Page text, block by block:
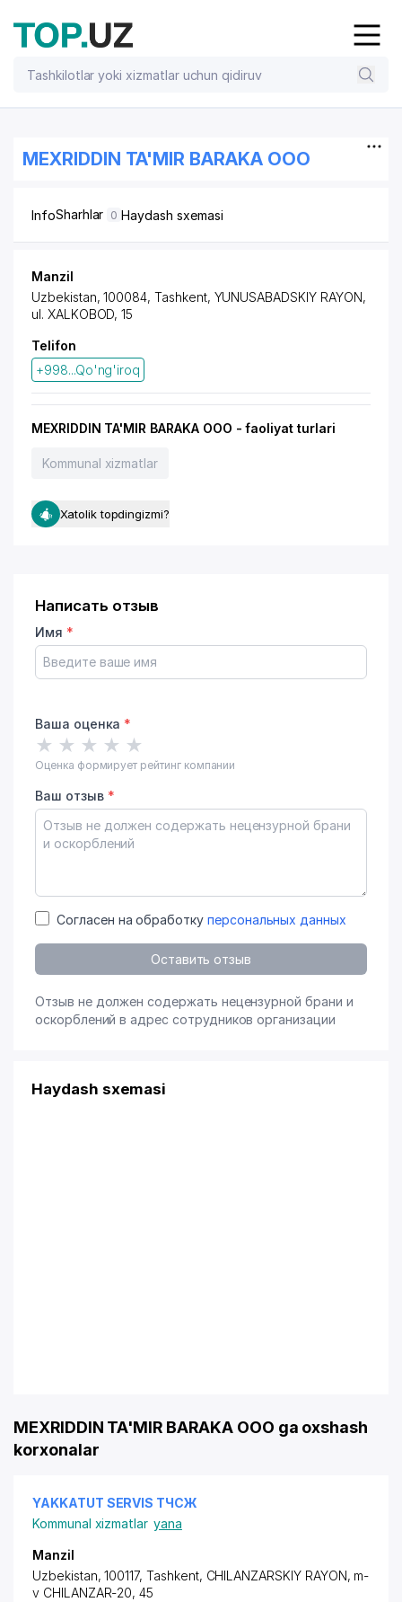
MEXRIDDIN TA'MIR BARAKA OOO
InfoSharhlar 0 Haydash sxemasi
Manzil
Uzbekistan, 100084, Tashkent, YUNUSABADSKIY RAYON,
ul. XALKOBOD, 15
Telifon
+998...Qo'ng'iroq
MEXRIDDIN TA'MIR BARAKA OOO - faoliyat turlari
Kommunal xizmatlar
Xatolik topdingizmi?
Написать отзыв
Имя *
Ваша оценка *
★ ★ ★ ★ ★
Оценка формирует рейтинг компании
Ваш отзыв *
Согласен на обработку персональных данных
Оставить отзыв
Отзыв не должен содержать нецензурной брани и
оскорблений в адрес сотрудников организации
Haydash sxemasi
MEXRIDDIN TA'MIR BARAKA OOO ga oxshash
korxonalar
YAKKATUT SERVIS ТЧСЖ
Kommunal xizmatlar yana
Manzil
Uzbekistan, 100117, Tashkent, CHILANZARSKIY RAYON, m-
v CHILANZAR-20, 45